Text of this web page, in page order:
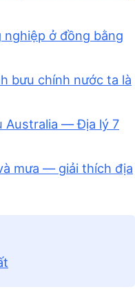
ở đồng bằng
bưu chính nước ta là
Australia — Địa lý 7
mưa — giải thích địa